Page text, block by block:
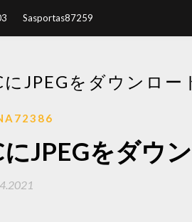
Sasportas87259
JPEGをダウンロー
JPEGをダウ